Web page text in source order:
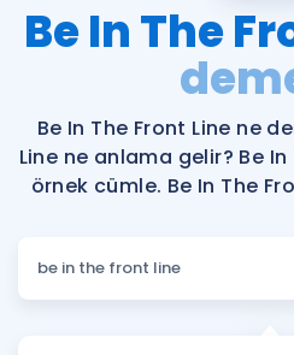
Şifremi
Katılımcı Görüşleri
Faydalı Araçlar
Ücretsiz Kaynaklar
Blog
Be In The
Be In The Front Line ne
Line ne anlama gelir? Be
örnek cümle. Be In The